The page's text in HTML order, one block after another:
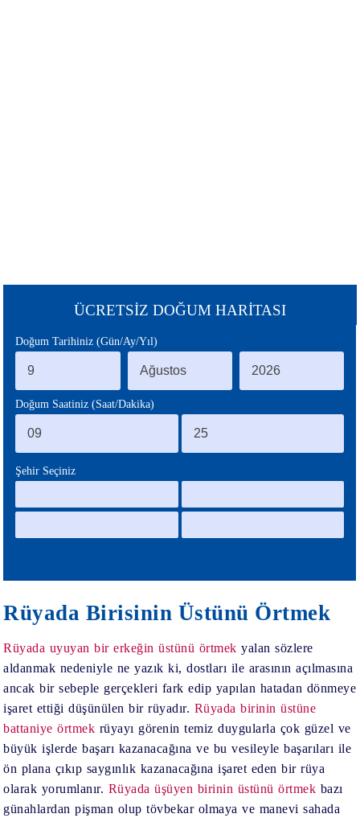
BLOG
ÜCRETSİZ DOĞUM HARİTASI
Doğum Tarihiniz (Gün/Ay/Yıl)
Doğum Saatiniz (Saat/Dakika)
Şehir Seçiniz
Rüyada Birisinin Üstünü Örtmek
Rüyada uyuyan bir erkeğin üstünü örtmek yalan sözlere
aldanmak nedeniyle ne yazık ki, dostları ile arasının açılmasına
ancak bir sebeple gerçekleri fark edip yapılan hatadan dönmeye
işaret ettiği düşünülen bir rüyadır. Rüyada birinin üstüne
battaniye örtmek rüyayı görenin temiz duygularla çok güzel ve
büyük işlerde başarı kazanacağına ve bu vesileyle başarıları ile
ön plana çıkıp saygınlık kazanacağına işaret eden bir rüya
olarak yorumlanır. Rüyada üşüyen birinin üstünü örtmek bazı
günahlardan pişman olup tövbekar olmaya ve manevi sahada